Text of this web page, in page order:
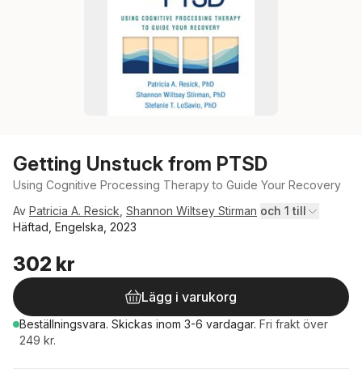
Getting Unstuck from PTSD
Using Cognitive Processing Therapy to Guide Your Recovery
Av Patricia A. Resick Shannon Wiltsey Stirman och 1 till
Häftad, Engelska, 2023
302 kr
Lägg i varukorg
Beställningsvara. Skickas inom 3-6 vardagar. Fri frakt över
249 kr.